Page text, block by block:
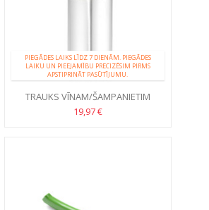
PIEGĀDES LAIKS LĪDZ 7 DIENĀM. PIEGĀDES
LAIKU UN PIEEJAMĪBU PRECIZĒSIM PIRMS
APSTIPRINĀT PASŪTĪJUMU.
TRAUKS VĪNAM/ŠAMPANIETIM
19,97 €